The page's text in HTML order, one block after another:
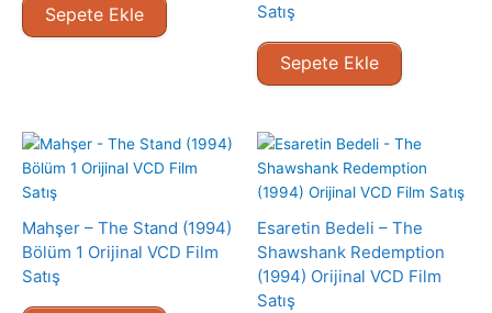
Sepete Ekle
Satış
Sepete Ekle
Mahşer – The Stand (1994)
Bölüm 1 Orijinal VCD Film
Satış
Esaretin Bedeli – The
Shawshank Redemption
(1994) Orijinal VCD Film
Satış